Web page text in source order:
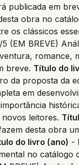
publicada em
obra no
os clássicos
(EM BREVE)
romance,
breve. Título do
da proposta da
em
leitores.
desta obra
do livro (ano) -
no catálogo